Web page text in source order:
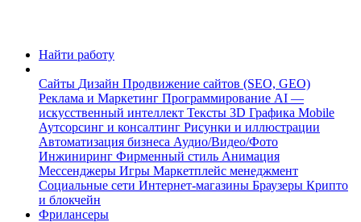
Найти работу
Сайты Дизайн Продвижение сайтов (SEO, GEO)
Реклама и Маркетинг Программирование AI —
искусственный интеллект Тексты 3D Графика Mobile
Аутсорсинг и консалтинг Рисунки и иллюстрации
Автоматизация бизнеса Аудио/Видео/Фото
Инжиниринг Фирменный стиль Анимация
Мессенджеры Игры Маркетплейс менеджмент
Социальные сети Интернет-магазины Браузеры Крипто
и блокчейн
Фрилансеры